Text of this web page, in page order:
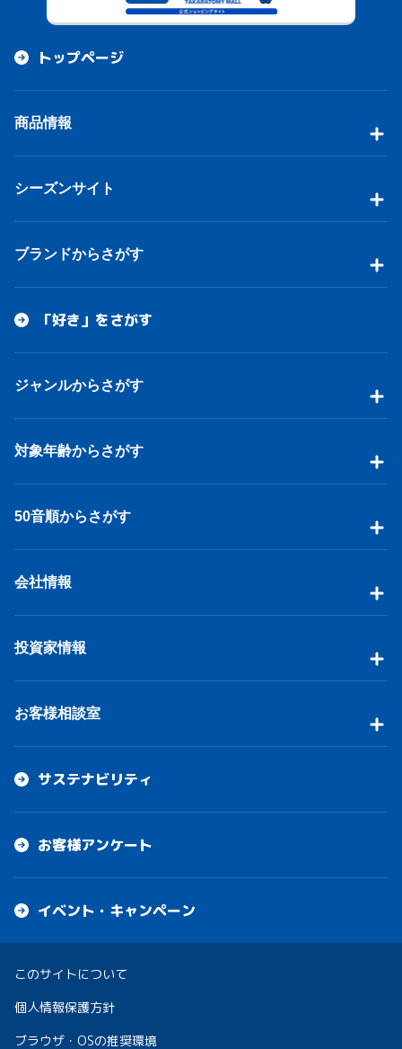
トップページ
商品情報
シーズンサイト
ブランドからさがす
「好き」をさがす
ジャンルからさがす
対象年齢からさがす
50音順からさがす
会社情報
投資家情報
お客様相談室
サステナビリティ
お客様アンケート
イベント・キャンペーン
このサイトについて
個人情報保護方針
ブラウザ・OSの推奨環境